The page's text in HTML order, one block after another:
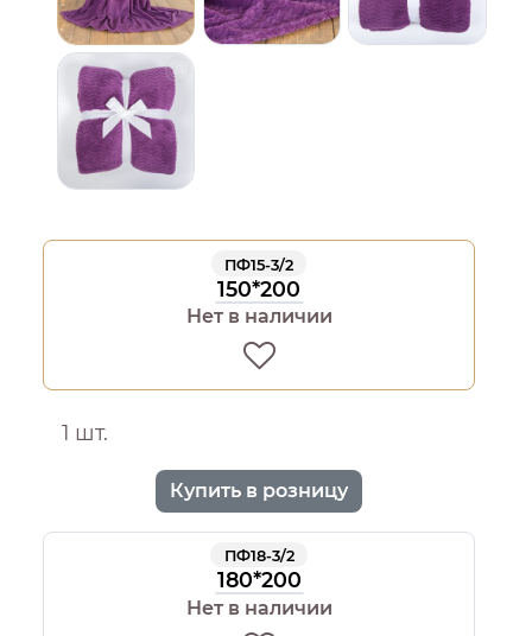
ПФ15-3/2
150*200
Нет в наличии
1 шт.
Купить в розницу
ПФ18-3/2
180*200
Нет в наличии